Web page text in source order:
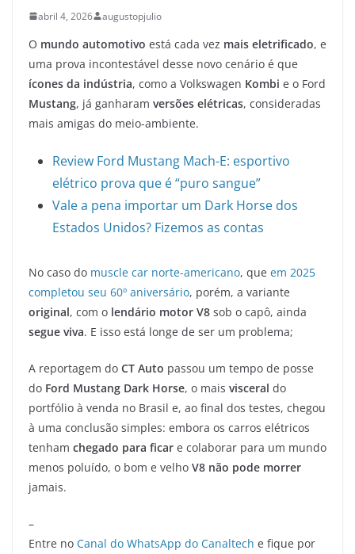
abril 4, 2026 augustopjulio
O mundo automotivo está cada vez mais eletrificado, e
uma prova incontestável desse novo cenário é que
ícones da indústria, como a Volkswagen Kombi e o Ford
Mustang, já ganharam versões elétricas, consideradas
mais amigas do meio-ambiente.
Review Ford Mustang Mach-E: esportivo
elétrico prova que é “puro sangue”
Vale a pena importar um Dark Horse dos
Estados Unidos? Fizemos as contas
No caso do muscle car norte-americano, que em 2025
completou seu 60º aniversário, porém, a variante
original, com o lendário motor V8 sob o capô, ainda
segue viva. E isso está longe de ser um problema;
A reportagem do CT Auto passou um tempo de posse
do Ford Mustang Dark Horse, o mais visceral do
portfólio à venda no Brasil e, ao final dos testes, chegou
à uma conclusão simples: embora os carros elétricos
tenham chegado para ficar e colaborar para um mundo
menos poluído, o bom e velho V8 não pode morrer
jamais.
–
Entre no Canal do WhatsApp do Canaltech e fique por